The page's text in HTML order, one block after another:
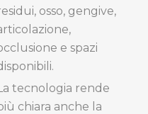
osso, gengive,
e spazi
tecnologia rende
chiara anche la